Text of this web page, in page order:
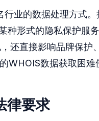
行业的数据处理方式
种形式的隐私保护服
还直接影响品牌保护
WHOIS数据获取困难
律要求